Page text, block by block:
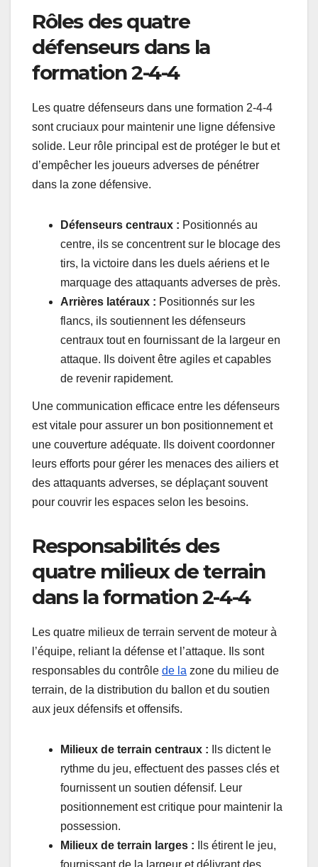
Rôles des quatre
défenseurs dans la
formation 2-4-4
Les quatre défenseurs dans une formation 2-4-4
sont cruciaux pour maintenir une ligne défensive
solide. Leur rôle principal est de protéger le but et
d’empêcher les joueurs adverses de pénétrer
dans la zone défensive.
Défenseurs centraux : Positionnés au
centre, ils se concentrent sur le blocage des
tirs, la victoire dans les duels aériens et le
marquage des attaquants adverses de près.
Arrières latéraux : Positionnés sur les
flancs, ils soutiennent les défenseurs
centraux tout en fournissant de la largeur en
attaque. Ils doivent être agiles et capables
de revenir rapidement.
Une communication efficace entre les défenseurs
est vitale pour assurer un bon positionnement et
une couverture adéquate. Ils doivent coordonner
leurs efforts pour gérer les menaces des ailiers et
des attaquants adverses, se déplaçant souvent
pour couvrir les espaces selon les besoins.
Responsabilités des
quatre milieux de terrain
dans la formation 2-4-4
Les quatre milieux de terrain servent de moteur à
l’équipe, reliant la défense et l’attaque. Ils sont
responsables du contrôle de la zone du milieu de
terrain, de la distribution du ballon et du soutien
aux jeux défensifs et offensifs.
Milieux de terrain centraux : Ils dictent le
rythme du jeu, effectuent des passes clés et
fournissent un soutien défensif. Leur
positionnement est critique pour maintenir la
possession.
Milieux de terrain larges : Ils étirent le jeu,